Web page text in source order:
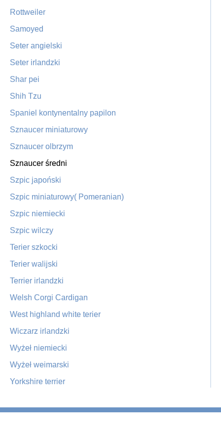
Rottweiler
Samoyed
Seter angielski
Seter irlandzki
Shar pei
Shih Tzu
Spaniel kontynentalny papilon
Sznaucer miniaturowy
Sznaucer olbrzym
Sznaucer średni
Szpic japoński
Szpic miniaturowy( Pomeranian)
Szpic niemiecki
Szpic wilczy
Terier szkocki
Terier walijski
Terrier irlandzki
Welsh Corgi Cardigan
West highland white terier
Wiczarz irlandzki
Wyżeł niemiecki
Wyżeł weimarski
Yorkshire terrier